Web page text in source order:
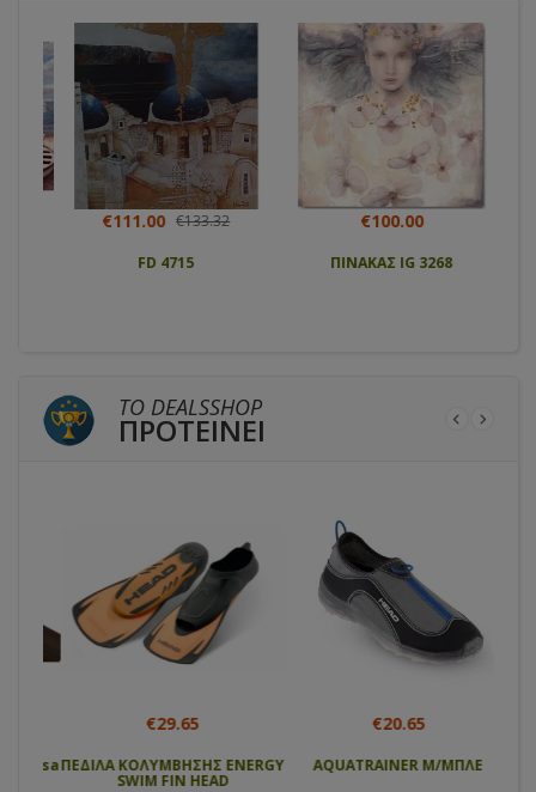
€111.00 €133.32
FD 4715
€100.00
ΠΙΝΑΚΑΣ IG 3268
ΤΟ DEALSSHOP
ΠΡΟΤΕΙΝΕΙ
€29.65
ΠΕΔΙΛΑ ΚΟΛΥΜΒΗΣΗΣ ENERGY
SWIM FIN HEAD
€20.65
AQUATRAINER Μ/ΜΠΛΕ